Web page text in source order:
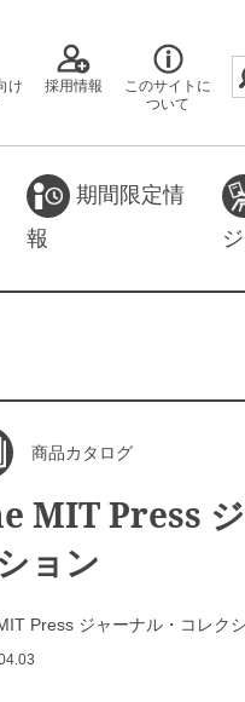
け
採用情報
このサイトに
ついて
期間限定情
報
ジ
商品カタログ
MIT Press
ョン
Press ジャーナル・コレク